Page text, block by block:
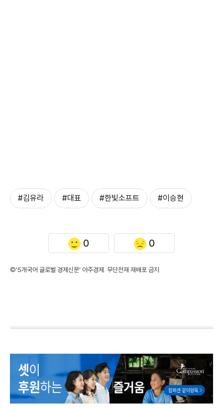
#김유라 #대표 #한빛소프트 #이승현
0 0
©'5개국어 글로벌 경제신문' 아주경제. 무단전재·재배포 금지